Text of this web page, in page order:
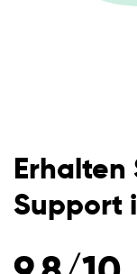
Erhalten
Support